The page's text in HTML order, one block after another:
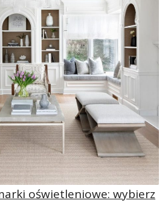
oświetleniowe: wybierz